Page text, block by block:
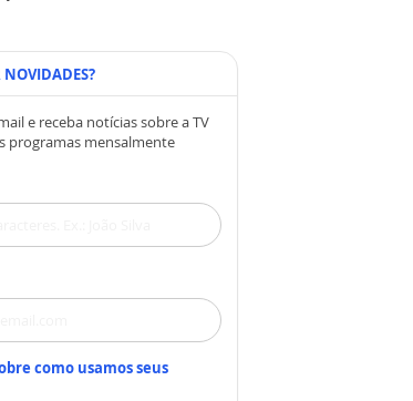
NOVIDADES?
e receba notícias sobre a TV
programas mensalmente
como usamos seus